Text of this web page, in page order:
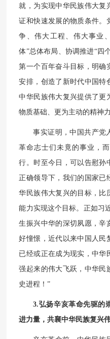
就，为实现中华民族伟大复
证和快速发展的物质条件。
争、伟大工程、伟大事业
体”总体布局、协调推进“四
第一个百年奋斗目标，明确
安排，创造了新时代中国特
中华民族伟大复兴提供了更
物质基础、更为主动的精神力
事实证明，中国共产党
革命志士们未竟的事业，
行。时至今日，可以告慰孙
正确领导下，我们的国家已
华民族伟大复兴的目标，比
能力实现这个目标。正如习
生振兴中华的深切夙愿，辛
好憧憬，近代以来中国人民
已经或正在成为现实，中华
强起来的伟大飞跃，中华民
史进程！”
3.弘扬辛亥革命先驱的
进力量，共襄中华民族复兴